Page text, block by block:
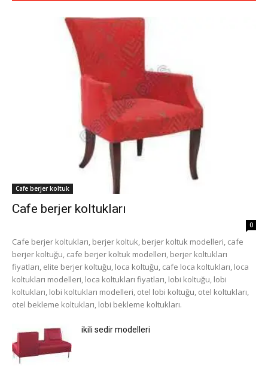
Cafe berjer koltuk
Cafe berjer koltukları
0
Cafe berjer koltukları, berjer koltuk, berjer koltuk modelleri, cafe
berjer koltuğu, cafe berjer koltuk modelleri, berjer koltukları
fiyatları, elite berjer koltuğu, loca koltuğu, cafe loca koltukları, loca
koltukları modelleri, loca koltukları fiyatları, lobi koltuğu, lobi
koltukları, lobi koltukları modelleri, otel lobi koltuğu, otel koltukları,
otel bekleme koltukları, lobi bekleme koltukları.
ikili sedir modelleri